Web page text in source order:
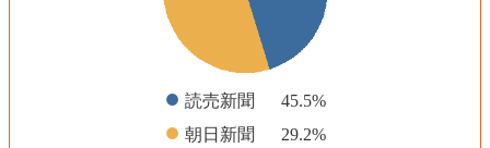
● 読売新聞 45.5%
● 朝日新聞 29.2%